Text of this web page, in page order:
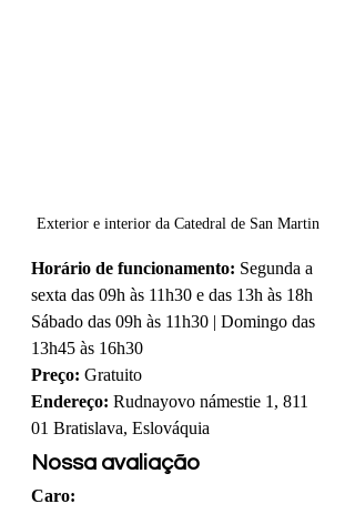
Exterior e interior da Catedral de San Martin
Horário de funcionamento: Segunda a
sexta das 09h às 11h30 e das 13h às 18h
Sábado das 09h às 11h30 | Domingo das
13h45 às 16h30
Preço: Gratuito
Endereço: Rudnayovo námestie 1, 811
01 Bratislava, Eslováquia
Nossa avaliação
Caro: